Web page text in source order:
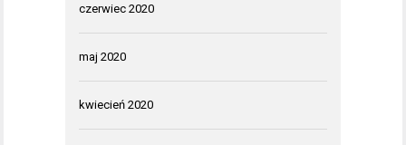
czerwiec 2020
maj 2020
kwiecień 2020